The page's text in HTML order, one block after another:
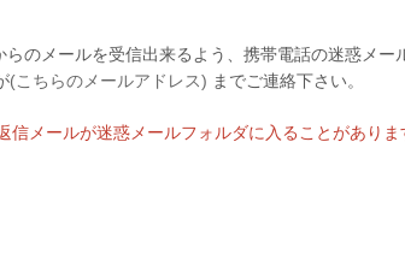
のメールを受信出来るよう、携帯電話の迷惑メー
(こちらのメールアドレス) までご連絡下さい。
メールが迷惑メールフォルダに入ることがあり